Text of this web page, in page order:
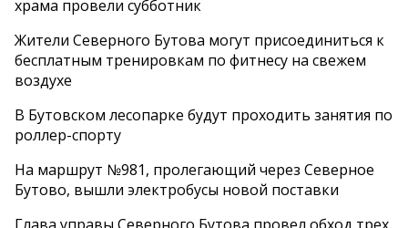
храма провели субботник
Жители Северного Бутова могут присоединиться к
бесплатным тренировкам по фитнесу на свежем
воздухе
В Бутовском лесопарке будут проходить занятия по
роллер-спорту
На маршрут №981, пролегающий через Северное
Бутово, вышли электробусы новой поставки